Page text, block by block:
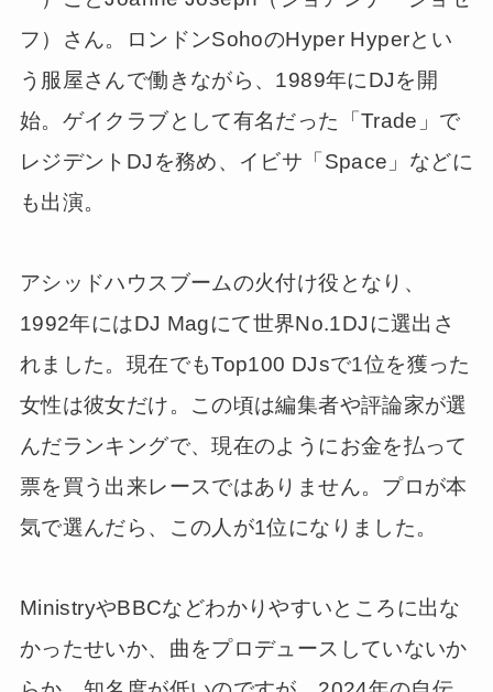
フ）さん。ロンドンSohoのHyper Hyperとい
う服屋さんで働きながら、1989年にDJを開
始。ゲイクラブとして有名だった「Trade」で
レジデントDJを務め、イビサ「Space」などに
も出演。
アシッドハウスブームの火付け役となり、
1992年にはDJ Magにて世界No.1DJに選出さ
れました。現在でもTop100 DJsで1位を獲った
女性は彼女だけ。この頃は編集者や評論家が選
んだランキングで、現在のようにお金を払って
票を買う出来レースではありません。プロが本
気で選んだら、この人が1位になりました。
MinistryやBBCなどわかりやすいところに出な
かったせいか、曲をプロデュースしていないか